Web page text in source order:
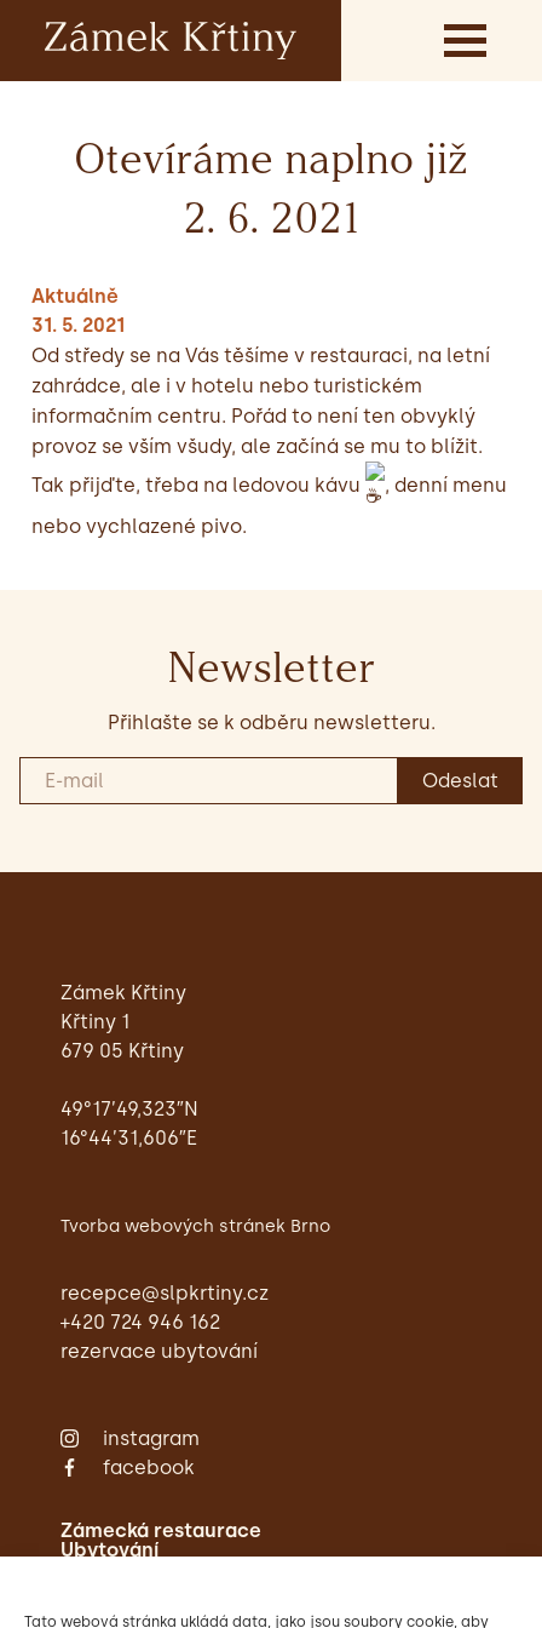
Tato webová stránka ukládá data, jako jsou soubory cookie, aby
Otevíráme naplno již
2. 6. 2021
Aktuálně
31. 5. 2021
Od středy se na Vás těšíme v restauraci, na letní
zahrádce, ale i v hotelu nebo turistickém
informačním centru. Pořád to není ten obvyklý
provoz se vším všudy, ale začíná se mu to blížit.
Tak přijďte, třeba na ledovou kávu
, denní menu
nebo vychlazené pivo.
Newsletter
Přihlašte se k odběru newsletteru.
Zámek Křtiny
Křtiny 1
679 05 Křtiny
49°17’49,323″N
16°44’31,606″E
Tvorba webových stránek Brno
recepce@slpkrtiny.cz
+420 724 946 162
rezervace ubytování
instagram
facebook
Zámecká restaurace
Ubytování
Aktivity